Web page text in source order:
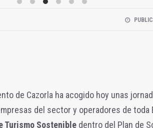
de Cazorla ha acogido hoy unas
del sector y operadores de toda
Turismo Sostenible dentro del Plan de